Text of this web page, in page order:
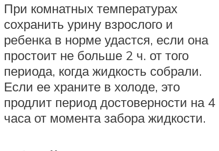
При комнатных температурах
сохранить урину взрослого и
ребенка в норме удастся, если она
простоит не больше 2 ч. от того
периода, когда жидкость собрали.
Если ее храните в холоде, это
продлит период достоверности на 4
часа от момента забора жидкости.